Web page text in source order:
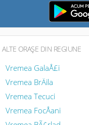
ALTE ORAŞE DIN REGIUNE
Vremea GalaÅ£i
Vremea BrÄila
Vremea Tecuci
Vremea FocÅani